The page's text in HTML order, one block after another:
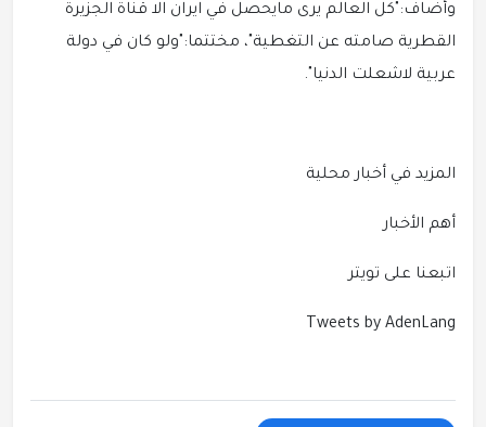
وأضاف:"كل العالم يرى مايحصل في ايران الا قناة الجزيرة
القطرية صامته عن التغطية"، مختتما:"ولو كان في دولة
عربية لاشعلت الدنيا".
المزيد في أخبار محلية
أهم الأخبار
اتبعنا على تويتر
Tweets by AdenLang